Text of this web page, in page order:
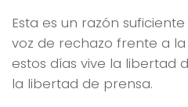
Esta es un razón
voz de rechazo frente a
estos días vive la libertad
la libertad de prensa.